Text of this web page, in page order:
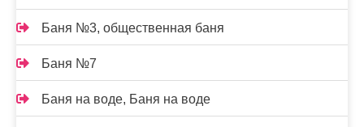
Баня №3, общественная баня
Баня №7
Баня на воде, Баня на воде